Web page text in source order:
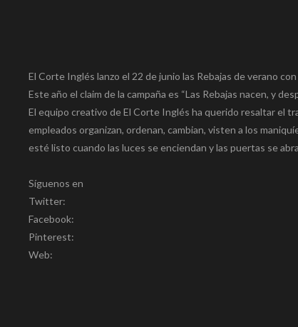
El Corte Inglés lanzo el 22 de junio las Rebajas de verano
Este año el claim de la campaña es “Las Rebajas nacen, y
El equipo creativo de El Corte Inglés ha querido resaltar el
empleados organizan, ordenan, cambian, visten a los
esté listo cuando las luces se enciendan y las puertas se
Síguenos en
Twitter:
Facebook:
Pinterest:
Web: